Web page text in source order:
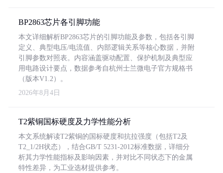
BP2863芯片各引脚功能
本文详细解析BP2863芯片的引脚功能及参数，包括各引脚
定义、典型电压/电流值、内部逻辑关系等核心数据，并附
引脚参数对照表。内容涵盖驱动配置、保护机制及典型应
用电路设计要点，数据参考自杭州士兰微电子官方规格书
（版本V1.2）。
2026年8月4日
T2紫铜国标硬度及力学性能分析
本文系统解读T2紫铜的国标硬度和抗拉强度（包括T2及
T2_1/2H状态），结合GB/T 5231-2012标准数据，详细分
析其力学性能指标及影响因素，并对比不同状态下的金属
特性差异，为工业选材提供参考。